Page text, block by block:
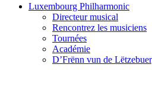
Luxembourg Philharmonic
Directeur musical
Rencontrez les musiciens
Tournées
Académie
D’Frënn vun de